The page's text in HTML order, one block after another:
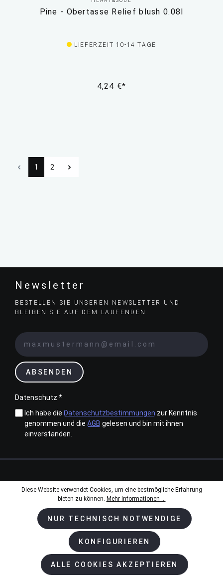
Pine - Obertasse Relief blush 0.08l
LIEFERZEIT 10-14 TAGE
4,24 €*
1 2
Newsletter
BESTELLEN SIE UNSEREN NEWSLETTER UND
BLEIBEN SIE AUF DEM LAUFENDEN.
ABSENDEN
Datenschutz *
Ich habe die Datenschutzbestimmungen zur Kenntnis
genommen und die AGB gelesen und bin mit ihnen
einverstanden.
Zahlungsarten
Kundenservice & Beratung
+ 49 2594 - 50 99 99-0
Diese Website verwendet Cookies, um eine bestmögliche Erfahrung
bieten zu können. Mehr Informationen ...
NUR TECHNISCH NOTWENDIGE
KONFIGURIEREN
ALLE COOKIES AKZEPTIEREN